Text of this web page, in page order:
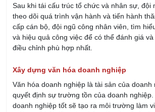
Sau khi tái cấu trúc tổ chức và nhân sự, đội
theo dõi quá trình vận hành và tiến hành
cấp cán bộ, đội ngũ công nhân viên, tìm
và hiệu quả công việc để có thể đánh giá
điều chỉnh phù hợp nhất.
Xây dựng văn hóa doanh nghiệp
Văn hóa doanh nghiệp là tài sản của doanh
quyết định sự trường tồn của doanh nghiệp.
doanh nghiệp tốt sẽ tạo ra môi trường làm